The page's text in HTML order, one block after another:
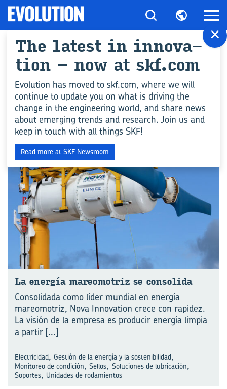
All ar­ti­cles for "Uni­
da­des de ro­da­mien­tos"
INDUSTRY
La ener­gía ma­reo­mo­triz se con­so­li­da
Consolidada como líder mundial en energía
mareomotriz, Nova Innovation crece con rapidez.
La visión de la empresa es producir energía limpia
a partir [...]
Electricidad, Gestión de la energía y la sostenibilidad,
Monitoreo de condición, Sellos, Soluciones de lubricación,
Soportes, Unidades de rodamientos
×
The la­test in in­no­va­
tion – now at skf.com
Evolution has moved to skf.com, where we will
continue to update you on what is driving the
change in the engineering world, and share news
about emerging trends and research. Join us and
keep in touch with all things SKF!
Read more at SKF Newsroom